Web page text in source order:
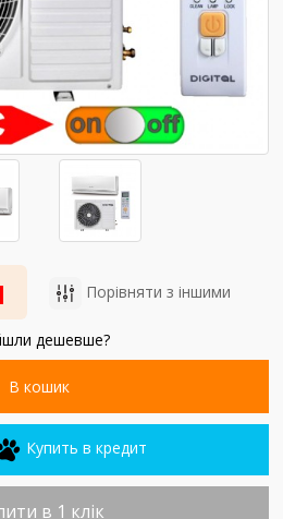
Порівняти з іншими
дешевше?
В кошик
Купить в кредит
в 1 клік